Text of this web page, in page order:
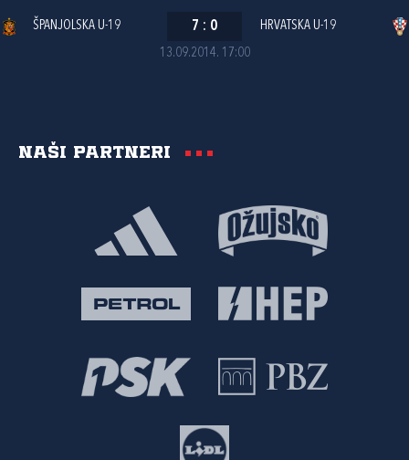
13.09.2014. 17:00
ŠPANJOLSKA U-19 7 : 0 HRVATSKA U-19
Naši partneri